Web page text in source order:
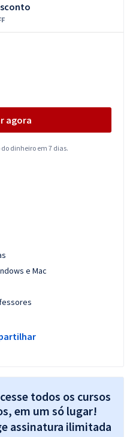
agora
dinheiro em 7 dias.
e Mac
todos os cursos
em um só lugar!